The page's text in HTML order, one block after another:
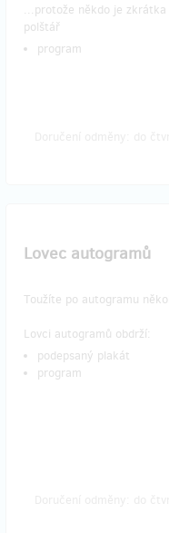
...protože někdo je
polštář
program
Lovec autogramů
Toužíte po autogramu
Lovci autogramů obdrží:
podepsaný plakát
program